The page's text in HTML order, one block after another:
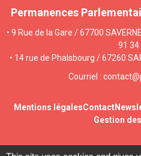
Permanences
• 9 Rue de la Gare / 67700
91 34
• 14 rue de Phalsbourg / 67260
Courriel :
Mentions légalesContact
Gestion